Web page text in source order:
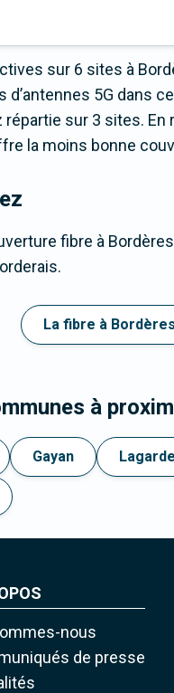
sur 6 sites à
d’antennes 5G dans
sur 3 sites.
la moins bonne
fibre à
La fibre à
à
Gayan Lagarde
nous
de presse